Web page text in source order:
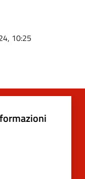
10:25